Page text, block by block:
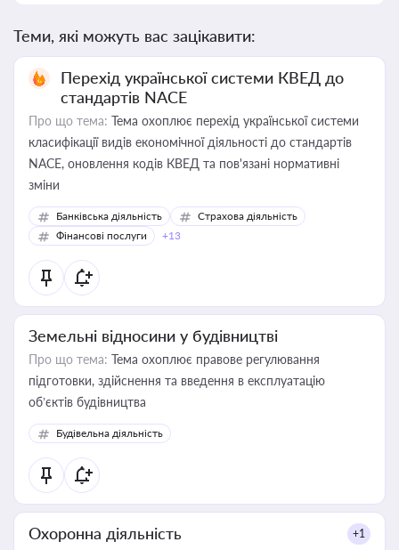
Теми, які можуть вас зацікавити:
Перехід української системи КВЕД до
стандартів NACE
Про що тема: Тема охоплює перехід української системи
класифікації видів економічної діяльності до стандартів
NACE, оновлення кодів КВЕД та пов'язані нормативні
зміни
Банківська діяльність
Страхова діяльність
Фінансові послуги
+13
Земельні відносини у будівництві
Про що тема: Тема охоплює правове регулювання
підготовки, здійснення та введення в експлуатацію
об’єктів будівництва
Будівельна діяльність
Охоронна діяльність +1